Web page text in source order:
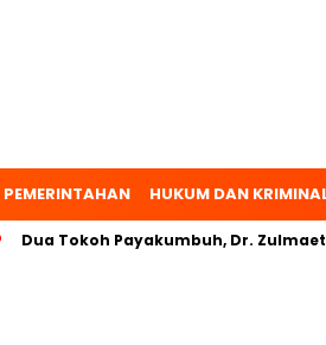
PEMERINTAHAN HUKUM DAN
Tokoh Payakumbuh, Dr. Zulmaeta